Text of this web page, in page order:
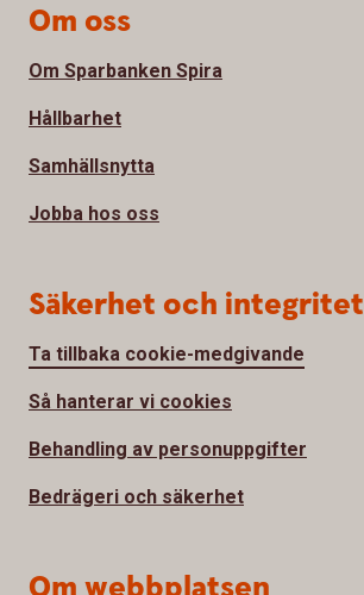
Om oss
Om Sparbanken Spira
Hållbarhet
Samhällsnytta
Jobba hos oss
Säkerhet och integritet
Ta tillbaka cookie-medgivande
Så hanterar vi cookies
Behandling av personuppgifter
Bedrägeri och säkerhet